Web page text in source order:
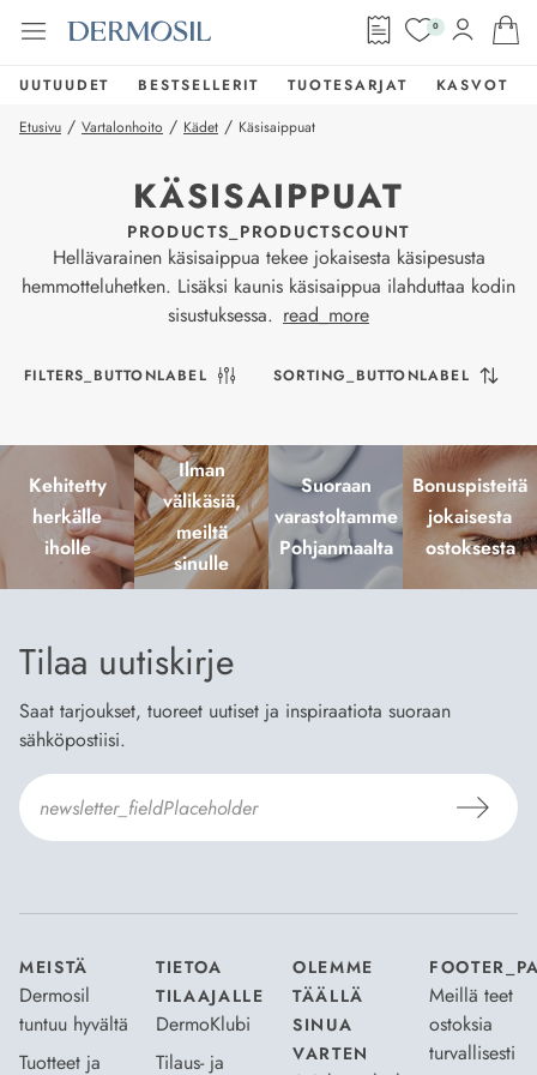
0
UUTUUDET BESTSELLERIT TUOTESARJAT
KASVOT
Etusivu / Vartalonhoito / Kädet / Käsisaippuat
KÄSISAIPPUAT
PRODUCTS_PRODUCTSCOUNT
Hellävarainen käsisaippua tekee jokaisesta käsipesusta
hemmotteluhetken. Lisäksi kaunis käsisaippua ilahduttaa kodin
sisustuksessa. read_more
FILTERS_BUTTONLABEL SORTING_BUTTONLABEL
Kehitetty
herkälle
iholle
Ilman
välikäsiä,
meiltä
sinulle
Suoraan
varastoltamme
Pohjanmaalta
Bonuspisteitä
jokaisesta
ostoksesta
Tilaa uutiskirje
Saat tarjoukset, tuoreet uutiset ja inspiraatiota suoraan
sähköpostiisi.
MEISTÄ
Dermosil
tuntuu hyvältä
Tuotteet ja
TIETOA
TILAAJALLE
DermoKlubi
Tilaus- ja
OLEMME
TÄÄLLÄ
SINUA
VARTEN
Meillä teet
ostoksia
turvallisesti